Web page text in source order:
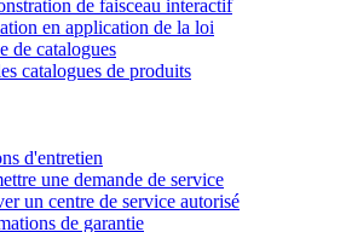
de faisceau interactif
en application de la loi
de catalogues
catalogues de produits
d'entretien
une demande de service
un centre de service autorisé
de garantie